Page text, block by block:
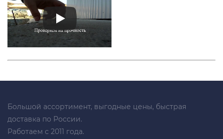
Большой ассортимент, выгодные цены, быстрая
доставка по России.
Работаем с 2011 года.